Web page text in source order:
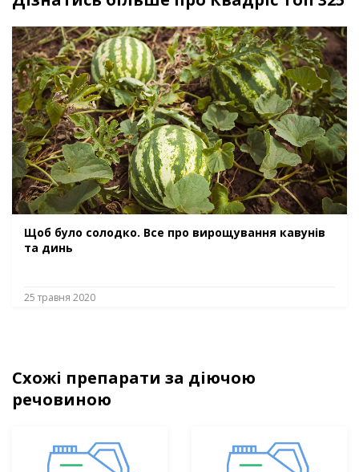
Щоб було солодко. Все про вирощування кавунів
та динь
25 травня 2020
Схожі препарати за діючою
речовиною